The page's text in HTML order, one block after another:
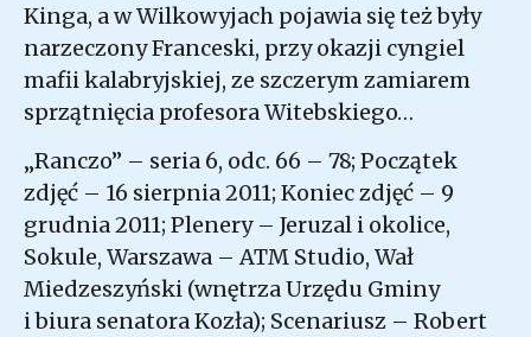
Kinga, a w Wilkowyjach pojawia się też były
narzeczony Franceski, przy okazji cyngiel
mafii kalabryjskiej, ze szczerym zamiarem
sprzątnięcia profesora Witebskiego…
„Ranczo” – seria 6, odc. 66 – 78; Początek
zdjęć – 16 sierpnia 2011; Koniec zdjęć – 9
grudnia 2011; Plenery – Jeruzal i okolice,
Sokule, Warszawa – ATM Studio, Wał
Miedzeszyński (wnętrza Urzędu Gminy
i biura senatora Kozła); Scenariusz – Robert